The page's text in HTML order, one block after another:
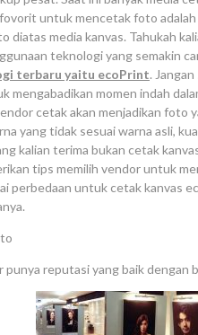
untuk mencetak foto
diatas media kanvas. Tahukah
teknologi yang semakin
terbaru yaitu ecoPrint.
momen indah
cetak akan menjadikan foto
yang tidak sesuai warna asli,
kalian terima bukan cetak
tips memilih vendor untuk
perbedaan untuk cetak kanvas
punya reputasi yang baik dengan